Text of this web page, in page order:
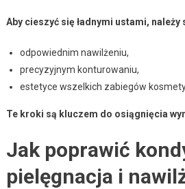
Aby cieszyć się ładnymi ustami, należy
odpowiednim nawilżeniu,
precyzyjnym konturowaniu,
estetyce wszelkich zabiegów
Te kroki są kluczem do osiągnięcia
Jak poprawić
pielęgnacja i